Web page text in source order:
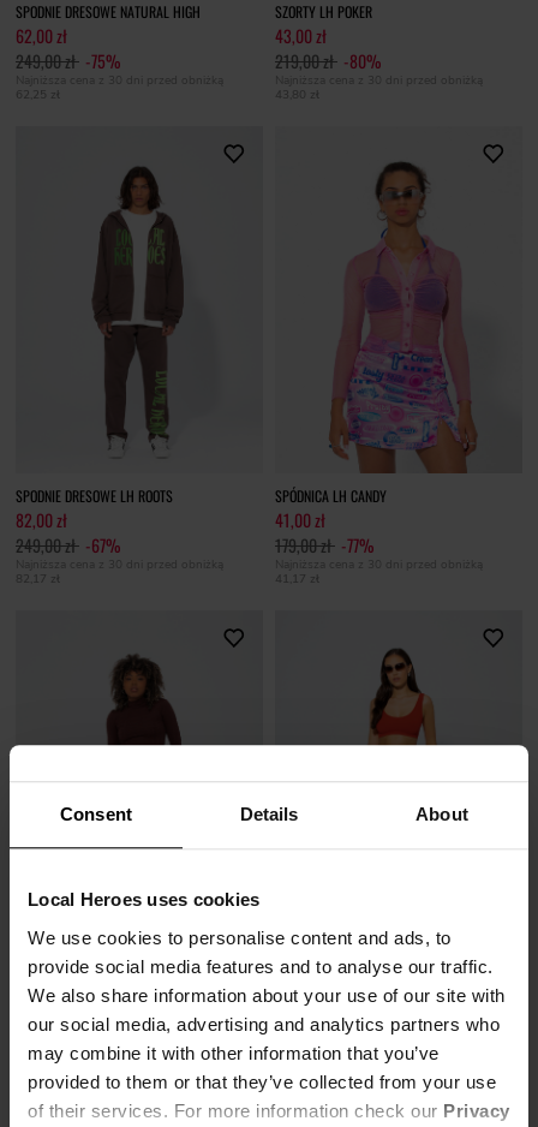
Consent Details About
Local Heroes uses cookies
We use cookies to personalise content and ads, to
provide social media features and to analyse our traffic.
We also share information about your use of our site with
our social media, advertising and analytics partners who
may combine it with other information that you’ve
provided to them or that they’ve collected from your use
of their services. For more information check our Privacy
SPODNIE DRESOWE NATURAL HIGH
62,00 zł
249,00 zł -75%
Najniższa cena z 30 dni przed obniżką
62,25 zł
SZORTY LH POKER
43,00 zł
219,00 zł -80%
Najniższa cena z 30 dni przed obniżką
43,80 zł
SPODNIE DRESOWE LH ROOTS
82,00 zł
249,00 zł -67%
Najniższa cena z 30 dni przed obniżką
82,17 zł
SPÓDNICA LH CANDY
41,00 zł
179,00 zł -77%
Najniższa cena z 30 dni przed obniżką
41,17 zł
SOLD OUT
SPODNIE DRESOWE LH 2013 PURPUROWE
57,00 zł
289,00 zł -80%
Najniższa cena z 30 dni przed obniżką
57,80 zł
SOLD OUT
SPODNIE DRESOWE LH 2013 CZERWONE
57,80 zł
289,00 zł -80%
Najniższa cena z 30 dni przed obniżką
72,25 zł